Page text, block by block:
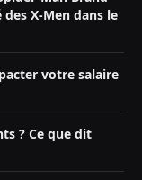
X-Men dans le
votre salaire
? Ce que dit